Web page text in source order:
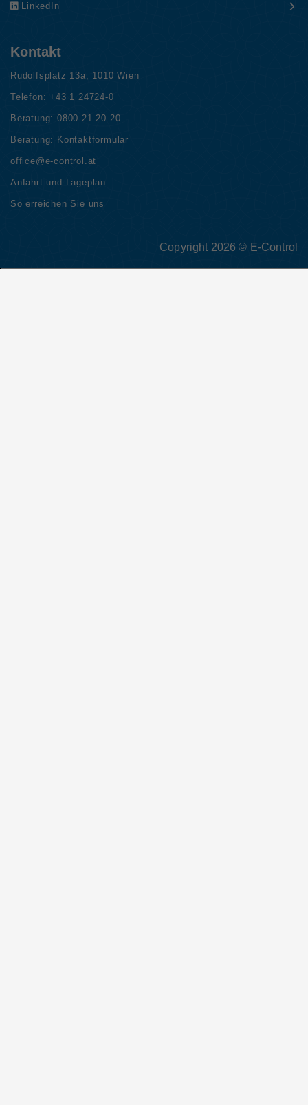
LinkedIn
Kontakt
Rudolfsplatz 13a, 1010 Wien
Telefon:+43 1 24724-0
Beratung: 0800 21 20 20
Beratung: Kontaktformular
office@e-control.at
Anfahrt und Lageplan
So erreichen Sie uns
Copyright 2026 © E-Control